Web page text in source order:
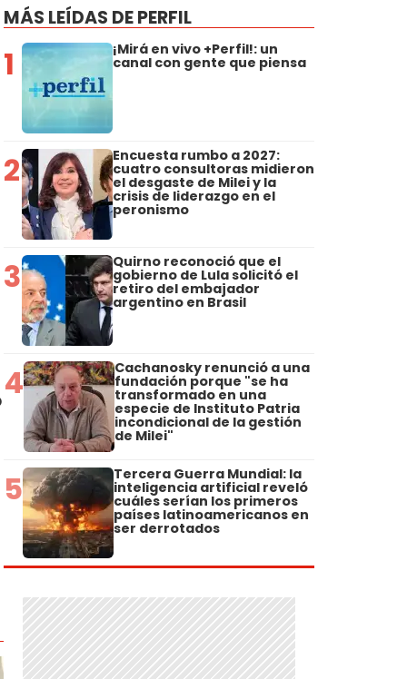
MÁS LEÍDAS DE PERFIL
1 ¡Mirá en vivo +Perfil!: un
canal con gente que piensa
2 Encuesta rumbo a 2027:
cuatro consultoras midieron
el desgaste de Milei y la
crisis de liderazgo en el
peronismo
3 Quirno reconoció que el
gobierno de Lula solicitó el
retiro del embajador
argentino en Brasil
4 Cachanosky renunció a una
fundación porque "se ha
transformado en una
especie de Instituto Patria
incondicional de la gestión
de Milei"
5 Tercera Guerra Mundial: la
inteligencia artificial reveló
cuáles serían los primeros
países latinoamericanos en
ser derrotados